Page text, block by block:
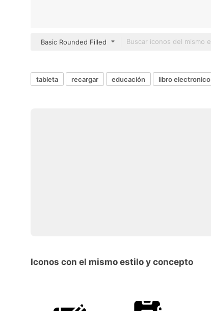
Basic Rounded Filled
tableta recargar educación libro electronico
Iconos con el mismo estilo y concepto